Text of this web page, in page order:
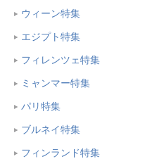
ウィーン特集
エジプト特集
フィレンツェ特集
ミャンマー特集
パリ特集
ブルネイ特集
フィンランド特集